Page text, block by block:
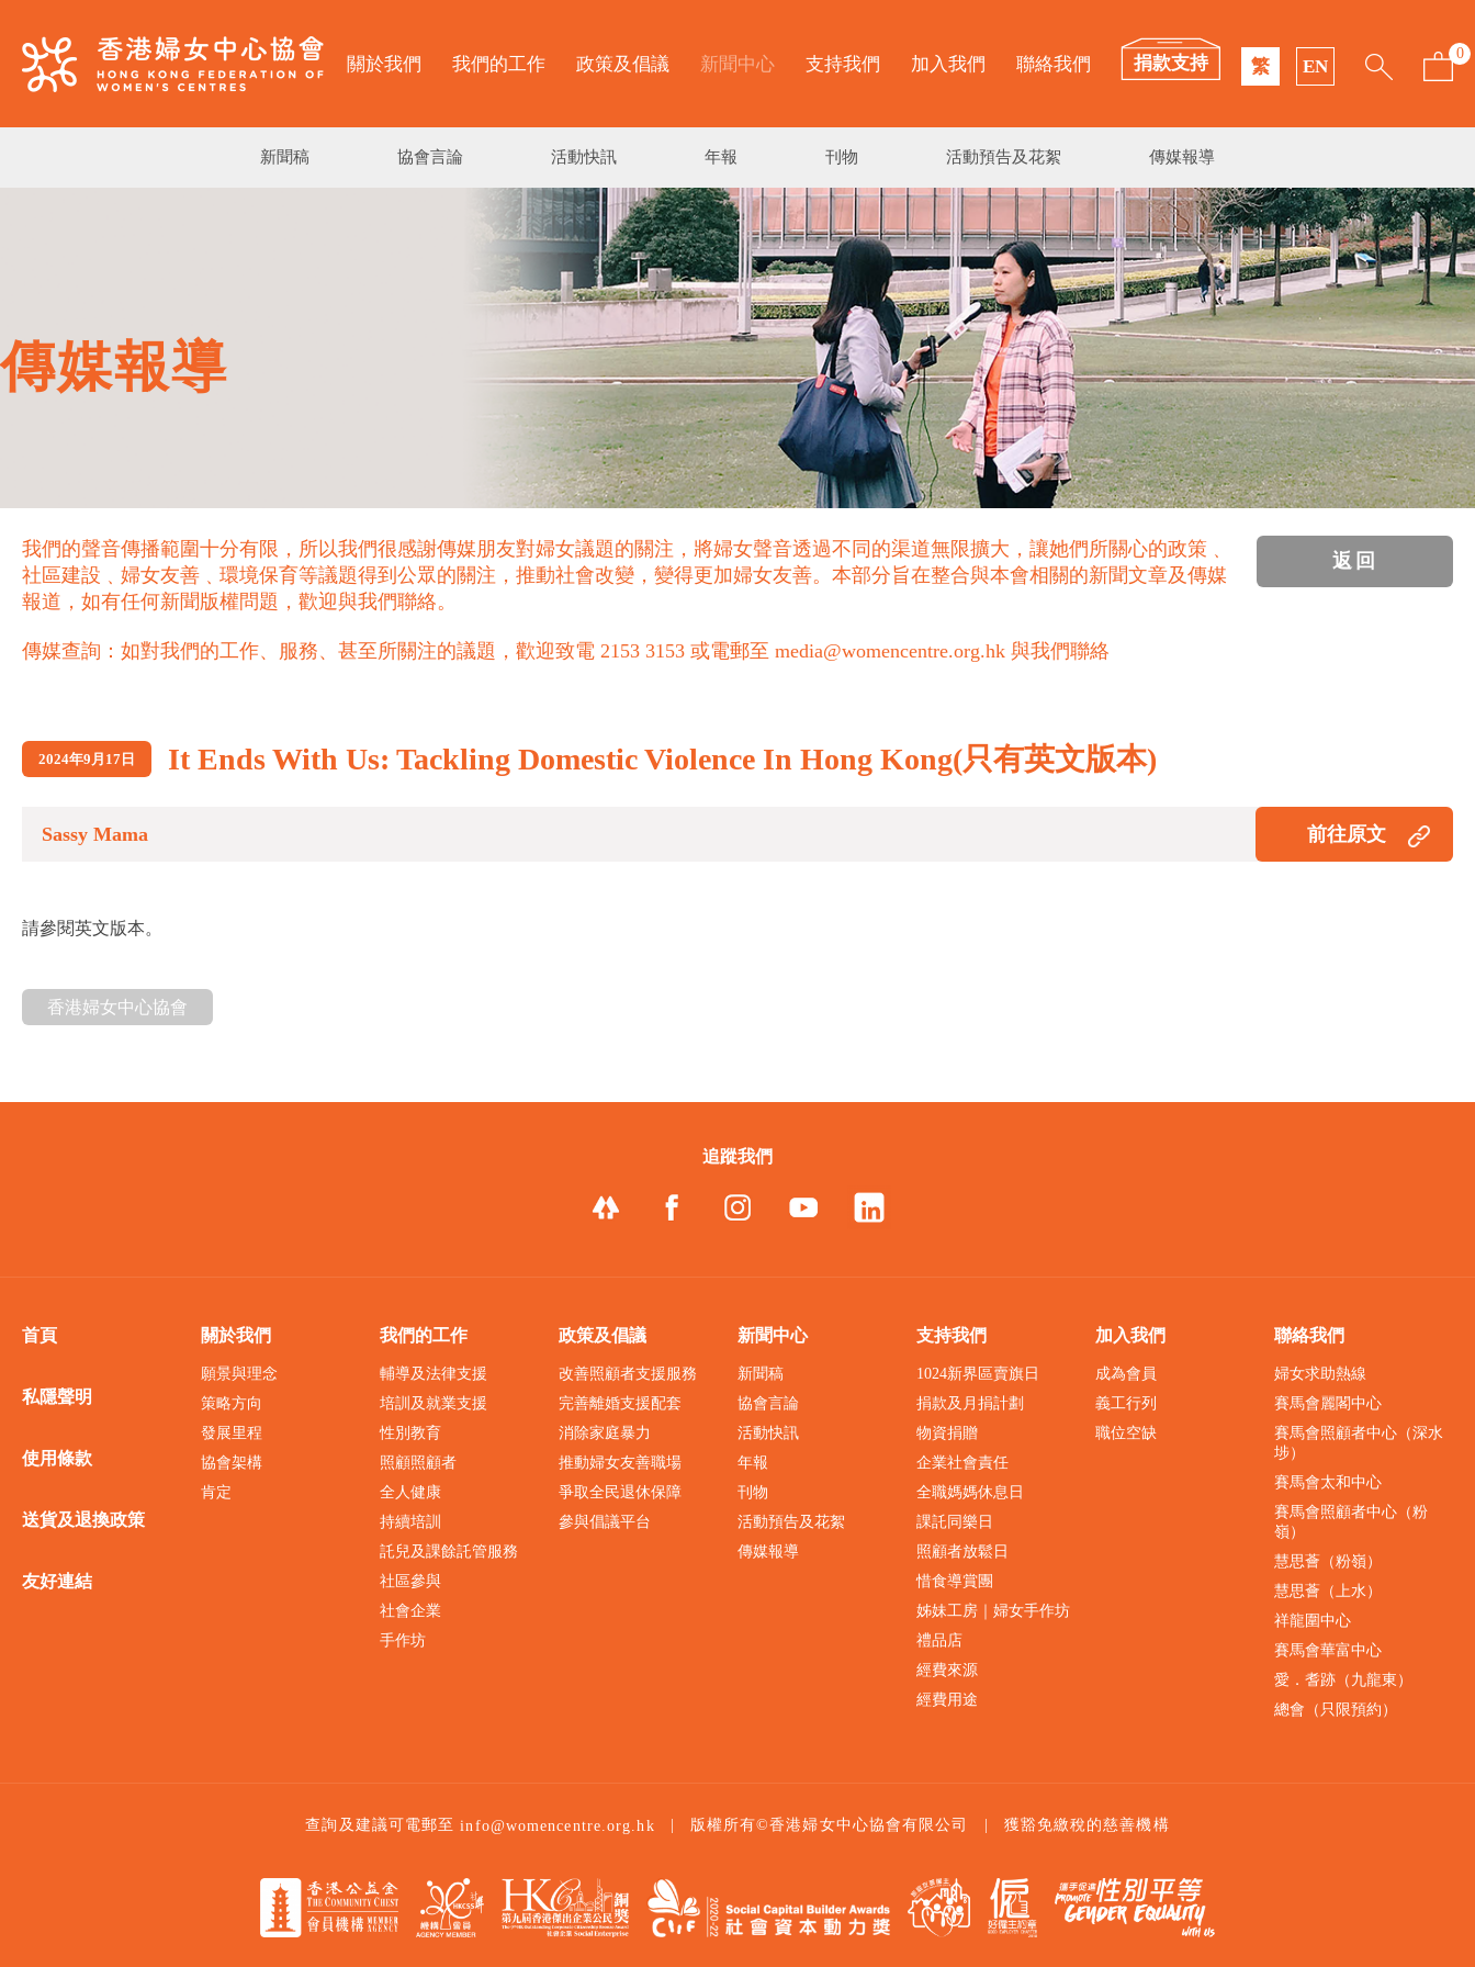
關於我們 我們的工作 政策及倡議 新聞中心 支持我們 加入我們 聯絡我們 捐款支持 繁 EN
0
新聞稿 協會言論 活動快訊 年報 刊物 活動預告及花絮 傳媒報導
傳媒報導
我們的聲音傳播範圍十分有限，所以我們很感謝傳媒朋友對婦女議題的關注，將婦女聲音透過不同的渠道無限擴大，讓她們所關心的政策﹑
社區建設﹑婦女友善﹑環境保育等議題得到公眾的關注，推動社會改變，變得更加婦女友善。本部分旨在整合與本會相關的新聞文章及傳媒
報道，如有任何新聞版權問題，歡迎與我們聯絡。
傳媒查詢：如對我們的工作、服務、甚至所關注的議題，歡迎致電 2153 3153 或電郵至 media@womencentre.org.hk 與我們聯絡
返回
2024年9月17日 It Ends With Us: Tackling Domestic Violence In Hong Kong(只有英文版本)
Sassy Mama 前往原文
請參閱英文版本。
香港婦女中心協會
追蹤我們
首頁
私隱聲明
使用條款
送貨及退換政策
友好連結
關於我們
願景與理念
策略方向
發展里程
協會架構
肯定
我們的工作
輔導及法律支援
培訓及就業支援
性別教育
照顧照顧者
全人健康
持續培訓
託兒及課餘託管服務
社區參與
社會企業
手作坊
政策及倡議
改善照顧者支援服務
完善離婚支援配套
消除家庭暴力
推動婦女友善職場
爭取全民退休保障
參與倡議平台
新聞中心
新聞稿
協會言論
活動快訊
年報
刊物
活動預告及花絮
傳媒報導
支持我們
1024新界區賣旗日
捐款及月捐計劃
物資捐贈
企業社會責任
全職媽媽休息日
課託同樂日
照顧者放鬆日
惜食導賞團
姊妹工房｜婦女手作坊
禮品店
經費來源
經費用途
加入我們
成為會員
義工行列
職位空缺
聯絡我們
婦女求助熱線
賽馬會麗閣中心
賽馬會照顧者中心（深水
埗）
賽馬會太和中心
賽馬會照顧者中心（粉
嶺）
慧思薈（粉嶺）
慧思薈（上水）
祥龍圍中心
賽馬會華富中心
愛．耆跡（九龍東）
總會（只限預約）
查詢及建議可電郵至info@womencentre.org.hk 版權所有©香港婦女中心協會有限公司 獲豁免繳稅的慈善機構